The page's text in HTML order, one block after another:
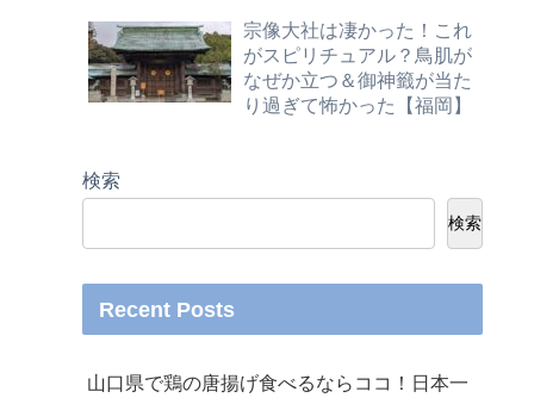
宗像大社は凄かった！これ
がスピリチュアル？鳥肌が
なぜか立つ＆御神籤が当た
り過ぎて怖かった【福岡】
検索
検索
Recent Posts
山口県で鶏の唐揚げ食べるならココ！日本一